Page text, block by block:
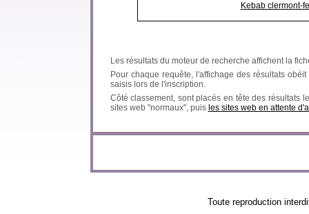
Kebab clermont-
Les résultats du moteur de recherche affichent la
Pour chaque requête, l'affichage des résultats
saisis lors de l'inscription.
Côté classement, sont placés en tête des résultats
sites web "normaux", puis les sites web en attente
Toute reproduction